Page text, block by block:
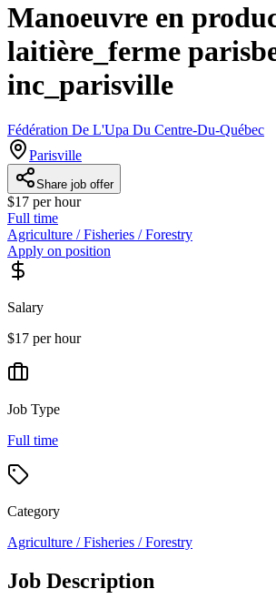
Manoeuvre en
laitière_ferme
inc_parisville
Fédération De L'Upa Du Centre-Du-Québec
Parisville
Share job offer
$17 per hour
Full time
Agriculture / Fisheries / Forestry
Apply on position
Salary
$17 per hour
Job Type
Full time
Category
Agriculture / Fisheries / Forestry
Job Description